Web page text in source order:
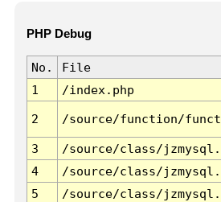
PHP Debug
No. File
1
/index.php
2 /source/function/
3 /source/class/
4
/source/class/
5
/source/class/